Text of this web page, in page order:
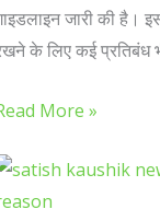
जारी की है।
के लिए कई प्रतिबंध
More »